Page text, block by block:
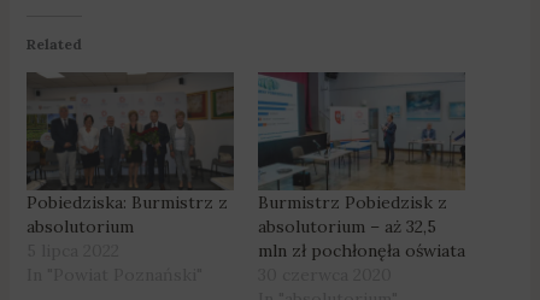
Related
Pobiedziska: Burmistrz z
absolutorium
Burmistrz Pobiedzisk z
absolutorium – aż 32,5
mln zł pochłonęła oświata